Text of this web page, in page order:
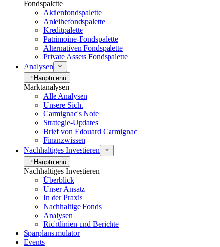
Fondspalette
Aktienfondspalette
Anleihefondspalette
Kreditpalette
Patrimoine-Fondspalette
Alternativen Fondspalette
Private Assets Fondspalette
Analysen
Hauptmenü
Marktanalysen
Alle Analysen
Unsere Sicht
Carmignac's Note
Strategie-Updates
Brief von Edouard Carmignac
Finanzwissen
Nachhaltiges Investieren
Hauptmenü
Nachhaltiges Investieren
Überblick
Unser Ansatz
In der Praxis
Nachhaltige Fonds
Analysen
Richtlinien und Berichte
Sparplansimulator
Events